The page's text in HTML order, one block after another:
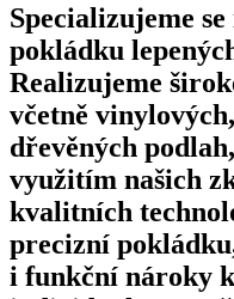
Specializujeme
pokládku
Realizujeme
včetně
dřevěných
využitím našich
kvalitních
precizní
i funkční nároky